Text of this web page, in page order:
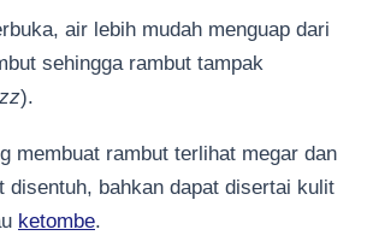
air lebih mudah menguap dari
sehingga rambut tampak
).
membuat rambut terlihat megar dan
disentuh, bahkan dapat disertai kulit
ketombe.